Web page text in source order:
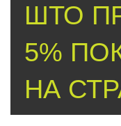
ШТО
5%
НА